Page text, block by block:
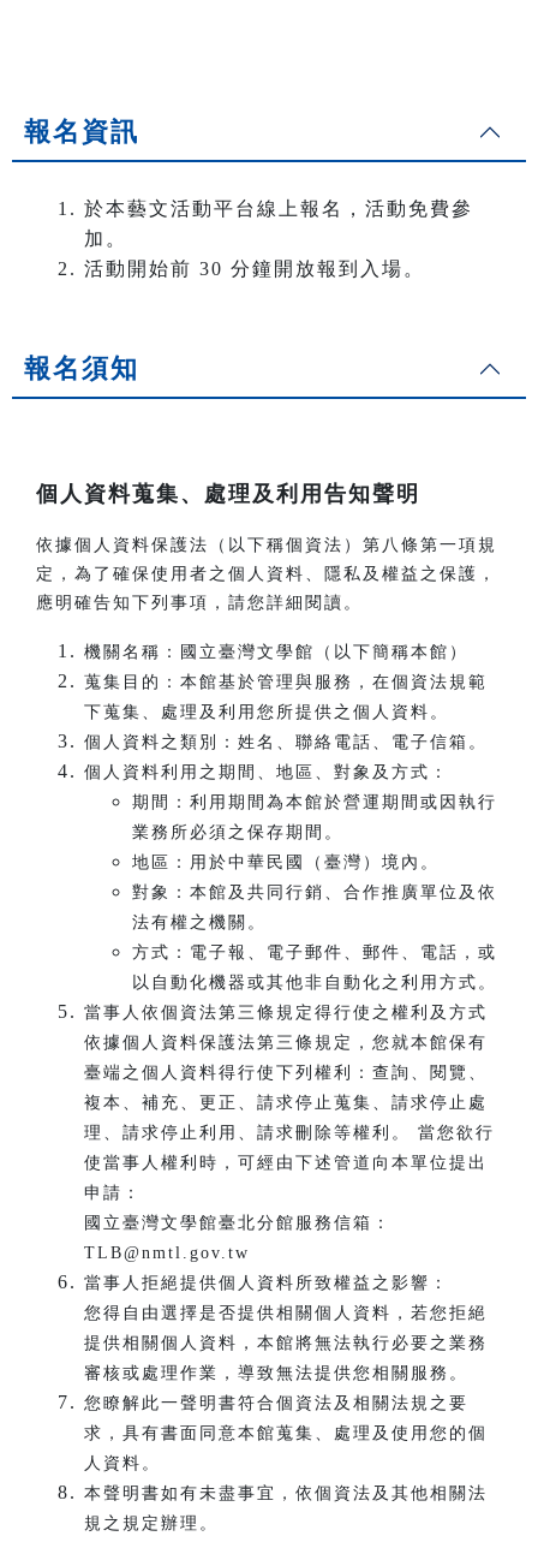
報名資訊
於本藝文活動平台線上報名，活動免費參
加。
活動開始前 30 分鐘開放報到入場。
報名須知
個人資料蒐集、處理及利用告知聲明
依據個人資料保護法（以下稱個資法）第八條第一項規
定，為了確保使用者之個人資料、隱私及權益之保護，
應明確告知下列事項，請您詳細閱讀。
機關名稱：國立臺灣文學館（以下簡稱本館）
蒐集目的：本館基於管理與服務，在個資法規範
下蒐集、處理及利用您所提供之個人資料。
個人資料之類別：姓名、聯絡電話、電子信箱。
個人資料利用之期間、地區、對象及方式：
期間：利用期間為本館於營運期間或因執行
業務所必須之保存期間。
地區：用於中華民國（臺灣）境內。
對象：本館及共同行銷、合作推廣單位及依
法有權之機關。
方式：電子報、電子郵件、郵件、電話，或
以自動化機器或其他非自動化之利用方式。
當事人依個資法第三條規定得行使之權利及方式
依據個人資料保護法第三條規定，您就本館保有
臺端之個人資料得行使下列權利：查詢、閱覽、
複本、補充、更正、請求停止蒐集、請求停止處
理、請求停止利用、請求刪除等權利。 當您欲行
使當事人權利時，可經由下述管道向本單位提出
申請：
國立臺灣文學館臺北分館服務信箱：
TLB@nmtl.gov.tw
當事人拒絕提供個人資料所致權益之影響：
您得自由選擇是否提供相關個人資料，若您拒絕
提供相關個人資料，本館將無法執行必要之業務
審核或處理作業，導致無法提供您相關服務。
您瞭解此一聲明書符合個資法及相關法規之要
求，具有書面同意本館蒐集、處理及使用您的個
人資料。
本聲明書如有未盡事宜，依個資法及其他相關法
規之規定辦理。